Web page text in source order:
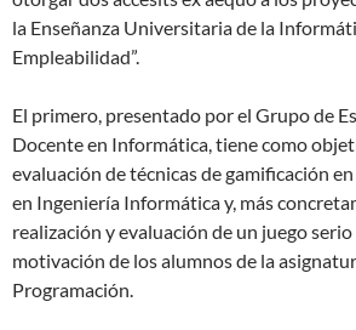
la Enseñanza Universitaria de la
Empleabilidad”.
El primero, presentado por el Grupo de
Docente en Informática, tiene como
evaluación de técnicas de gamificación
en Ingeniería Informática y, más
realización y evaluación de un juego
motivación de los alumnos de la
Programación.